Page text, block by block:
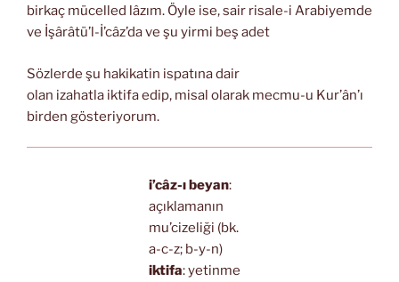
birkaç mücelled lâzım. Öyle ise, sair risale-i Arabiyemde
ve İşârâtü’l-İ’câz’da ve şu yirmi beş adet
Sözlerde şu hakikatin ispatına dair
olan izahatla iktifa edip, misal olarak mecmu-u Kur’ân’ı
birden gösteriyorum.
i’câz-ı beyan:
açıklamanın
mu’cizeliği (bk.
a-c-z; b-y-n)
iktifa: yetinme